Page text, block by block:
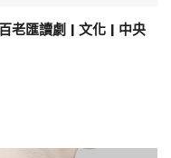
老匯讀劇 | 文化 | 中央